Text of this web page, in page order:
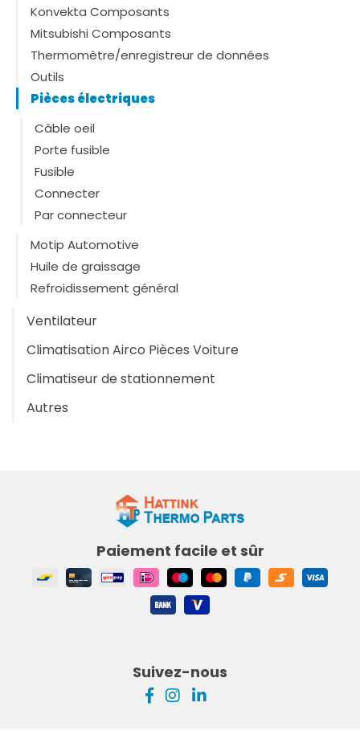
Konvekta Composants
Mitsubishi Composants
Thermomètre/enregistreur de données
Outils
Pièces électriques
Câble oeil
Porte fusible
Fusible
Connecter
Par connecteur
Motip Automotive
Huile de graissage
Refroidissement général
Ventilateur
Climatisation Airco Pièces Voiture
Climatiseur de stationnement
Autres
Paiement facile et sûr
Suivez-nous